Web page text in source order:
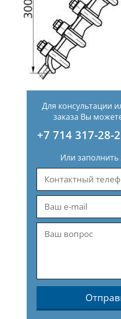
Для консультации
заказа Вы
+7 714 317-28-
Или заполнить